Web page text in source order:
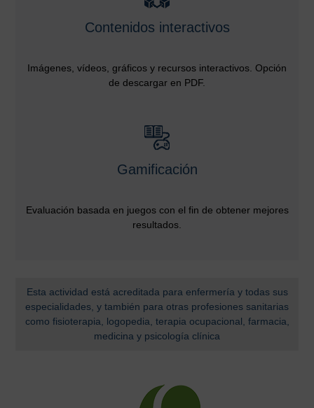
Contenidos interactivos
Imágenes, vídeos, gráficos y recursos interactivos. Opción
de descargar en PDF.
Gamificación
Evaluación basada en juegos con el fin de obtener mejores
resultados.
Esta actividad está acreditada para enfermería y todas sus
especialidades, y también para otras profesiones sanitarias
como fisioterapia, logopedia, terapia ocupacional, farmacia,
medicina y psicología clínica